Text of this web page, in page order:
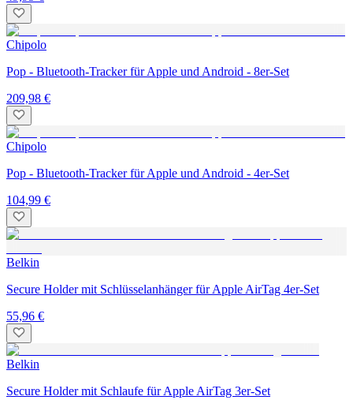
Chipolo
Pop - Bluetooth-Tracker für Apple und Android - 8er-Set
209,98 €
Chipolo
Pop - Bluetooth-Tracker für Apple und Android - 4er-Set
104,99 €
Belkin
Secure Holder mit Schlüsselanhänger für Apple AirTag 4er-Set
55,96 €
Belkin
Secure Holder mit Schlaufe für Apple AirTag 3er-Set